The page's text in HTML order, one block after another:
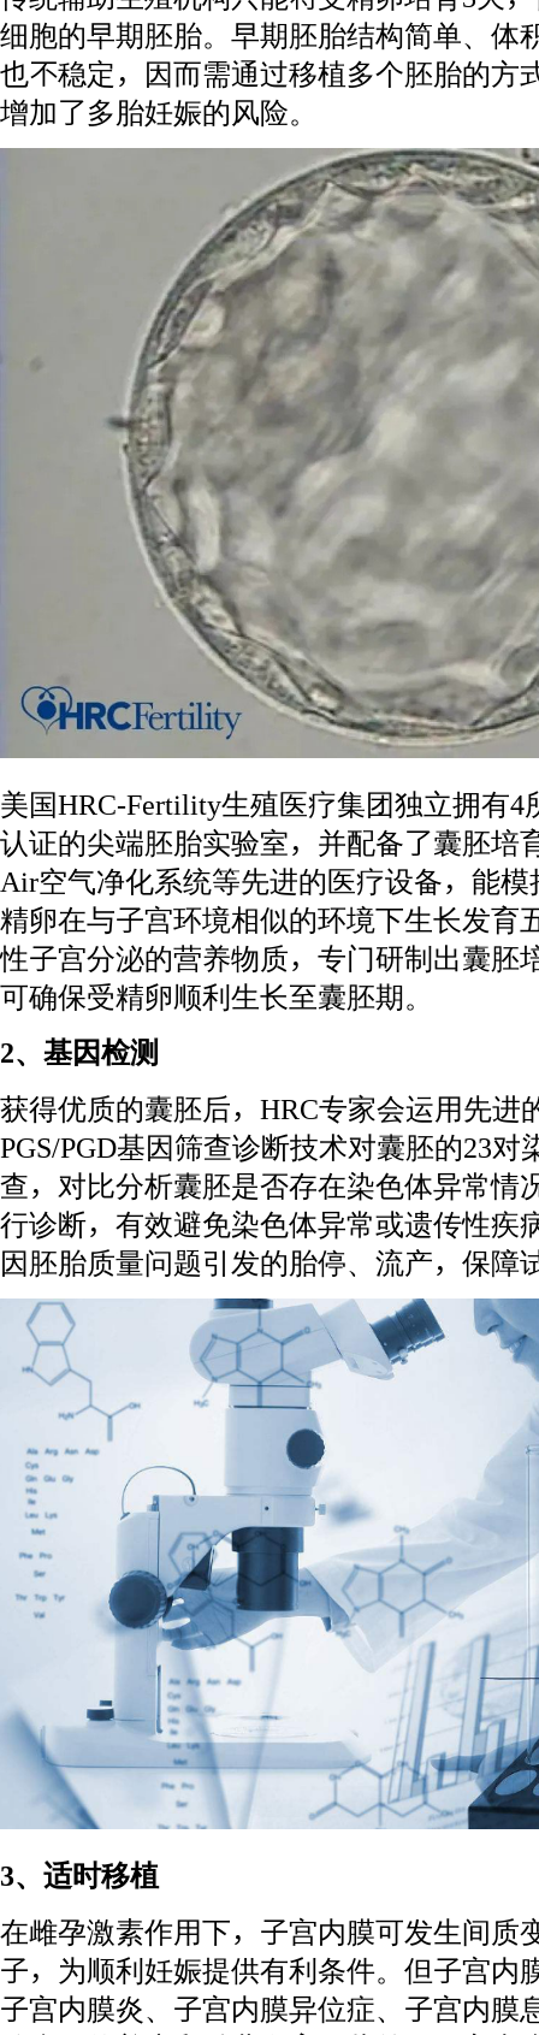
细胞的早期胚胎。早期胚胎结构简单、体
也不稳定，因而需通过移植多个胚胎的方
增加了多胎妊娠的风险。
美国HRC-Fertility生殖医疗集团独立拥有4
认证的尖端胚胎实验室，并配备了囊胚培
Air空气净化系统等先进的医疗设备，能
精卵在与子宫环境相似的环境下生长发育
性子宫分泌的营养物质，专门研制出囊胚
可确保受精卵顺利生长至囊胚期。
2、基因检测
获得优质的囊胚后，HRC专家会运用先进
PGS/PGD基因筛查诊断技术对囊胚的23
查，对比分析囊胚是否存在染色体异常情
行诊断，有效避免染色体异常或遗传性疾
因胚胎质量问题引发的胎停、流产，保障
3、适时移植
在雌孕激素作用下，子宫内膜可发生间质
子，为顺利妊娠提供有利条件。但子宫内
子宫内膜炎、子宫内膜异位症、子宫内膜